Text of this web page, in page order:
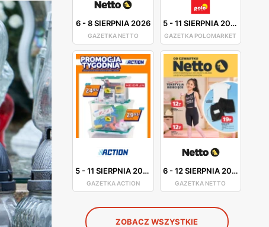
6-8 SIERPNIA 2026
GAZETKA NETTO
5-11 SIERPNIA 2026
GAZETKA POLOMARKET
5-11 SIERPNIA 2026
GAZETKA ACTION
6-12 SIERPNIA 2026
GAZETKA NETTO
ZOBACZ WSZYSTKIE